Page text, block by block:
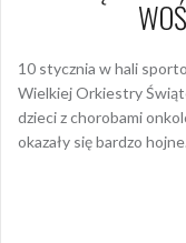
10 stycznia w hali
Wielkiej Orkiestry
dzieci z chorobami
okazały się bardzo